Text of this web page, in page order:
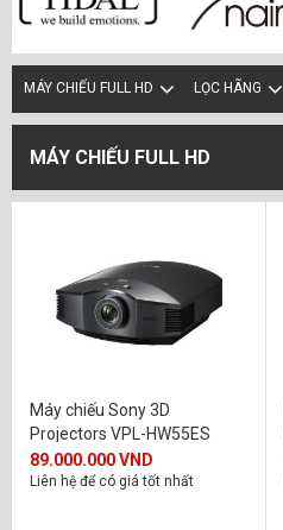
MÁY CHIẾU FULL HD LỌC HÃNG
MÁY CHIẾU FULL HD
Máy chiếu Sony 3D
Projectors VPL-HW55ES
89.000.000 VND
Liên hệ để có giá tốt nhất